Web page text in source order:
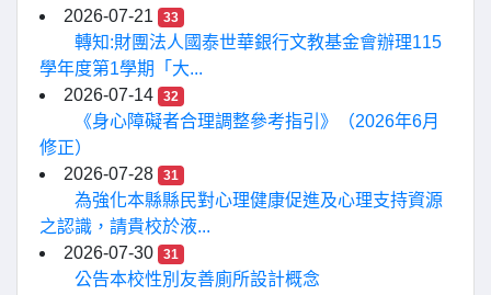
2026-07-21
33
轉知:財團法人國泰世華銀行文教基金會辦理115
學年度第1學期「大...
2026-07-14
32
《身心障礙者合理調整參考指引》（2026年6月
修正）
2026-07-28
31
為強化本縣縣民對心理健康促進及心理支持資源
之認識，請貴校於液...
2026-07-30
31
公告本校性別友善廁所設計概念